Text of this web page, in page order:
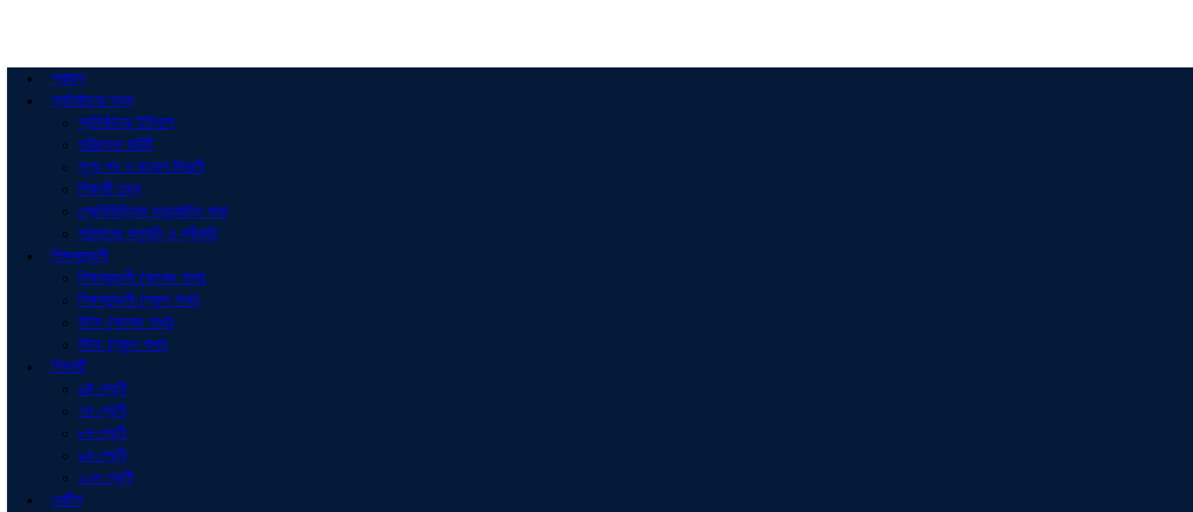
প্রচ্ছদ
প্রতিষ্ঠানের তথ্য
প্রতিষ্ঠানের ইতিহাস
পরিচালনা কমিটি
শূণ্য পদ ও জনবল বিবরণী
শিক্ষার্থী তথ্য
শ্রেণিভিত্তিক অনুমোদিত শাখা
পাঠদানের অনুমতি ও স্বীকৃতি
শিক্ষকমন্ডলী
শিক্ষকমন্ডলী (কলেজ শাখা)
শিক্ষকমন্ডলী (স্কুল শাখা)
স্টাফ (কলেজ শাখা)
স্টাফ (স্কুল শাখা)
শিক্ষার্থী
৬ষ্ঠ শ্রেণী
৭ম শ্রেণী
৮ম শ্রেণী
৯ম শ্রেণী
১০ম শ্রেণী
নোটিশ